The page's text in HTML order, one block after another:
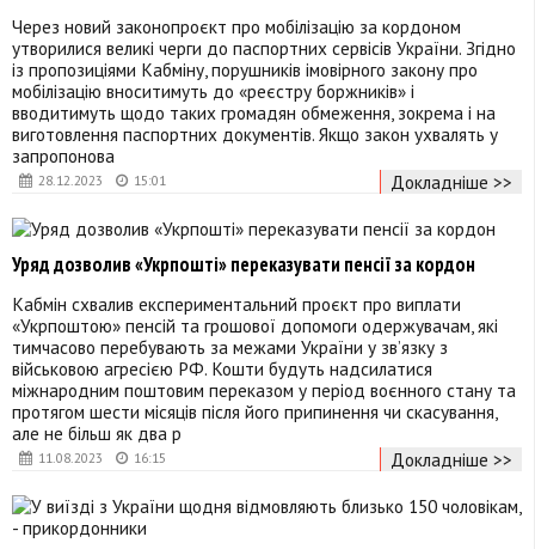
28.12.2023 15:01
Через новий законопроєкт про мобілізацію за кордоном
утворилися великі черги до паспортних сервісів України. Згідно
із пропозиціями Кабміну, порушників імовірного закону про
мобілізацію вноситимуть до «реєстру боржників» і
вводитимуть щодо таких громадян обмеження, зокрема і на
виготовлення паспортних документів. Якщо закон ухвалять у
запропонова
Докладніше >>
11.08.2023 16:15
Уряд дозволив «Укрпошті» переказувати пенсії за кордон
Кабмін схвалив експериментальний проєкт про виплати
«Укрпоштою» пенсій та грошової допомоги одержувачам, які
тимчасово перебувають за межами України у звʼязку з
військовою агресією РФ. Кошти будуть надсилатися
міжнародним поштовим переказом у період воєнного стану та
протягом шести місяців після його припинення чи скасування,
але не більш як два р
Докладніше >>